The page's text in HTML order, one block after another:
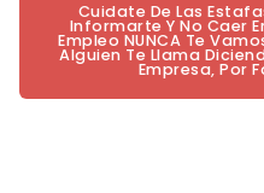
Cuidate De Las
Informarte Y No Caer
Empleo NUNCA Te
Alguien Te Llama
Empresa, Por